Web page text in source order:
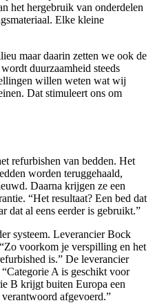
het hergebruik van onderdelen
Elke kleine
maar daarin zetten we ook de
duurzaamheid steeds
willen weten wat wij
Dat stimuleert ons om
refurbishen van bedden. Het
worden teruggehaald,
Daarna krijgen ze een
“Het resultaat? Een bed dat
dat al eens eerder is gebruikt.”
systeem. Leverancier Bock
voorkom je verspilling en het
is.” De leverancier
A is geschikt voor
B krijgt buiten Europa een
afgevoerd.”